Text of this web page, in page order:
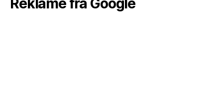
Reklame fra Google